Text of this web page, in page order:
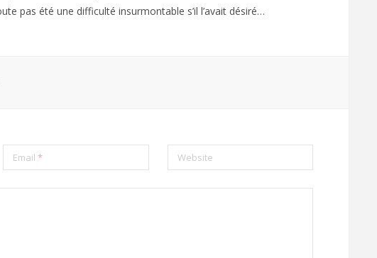
pas été une difficulté insurmontable s’il l’avait désiré…
Email* Website